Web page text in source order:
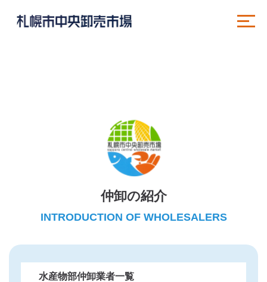
仲卸の紹介
INTRODUCTION OF WHOLESALERS
水産物部仲卸業者一覧